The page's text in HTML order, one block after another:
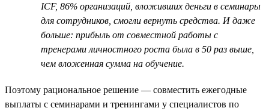
ICF, 86% организаций, вложивших деньги в семинары
для сотрудников, смогли вернуть средства. И даже
больше: прибыль от совместной работы с
тренерами личностного роста была в 50 раз выше,
чем вложенная сумма на обучение.
Поэтому рациональное решение — совместить ежегодные
выплаты с семинарами и тренингами у специалистов по